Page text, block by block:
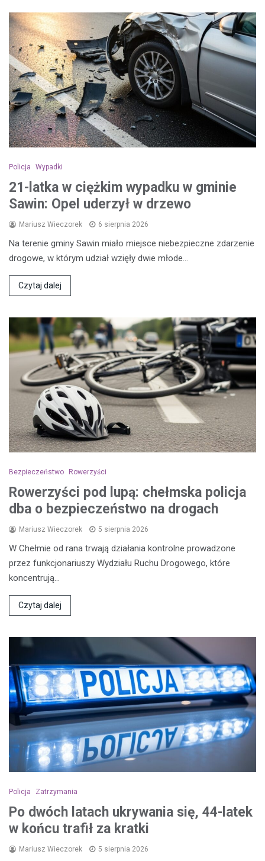
Policja Wypadki
21-latka w ciężkim wypadku w gminie
Sawin: Opel uderzył w drzewo
Mariusz Wieczorek 6 sierpnia 2026
Na terenie gminy Sawin miało miejsce niebezpieczne zdarzenie
drogowe, w którym udział wzięły dwie młode…
Czytaj dalej
Bezpieczeństwo Rowerzyści
Rowerzyści pod lupą: chełmska policja
dba o bezpieczeństwo na drogach
Mariusz Wieczorek 5 sierpnia 2026
W Chełmie od rana trwają działania kontrolne prowadzone
przez funkcjonariuszy Wydziału Ruchu Drogowego, które
koncentrują…
Czytaj dalej
Policja Zatrzymania
Po dwóch latach ukrywania się, 44-latek
w końcu trafił za kratki
Mariusz Wieczorek 5 sierpnia 2026